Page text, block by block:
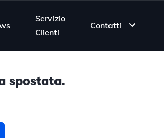
Servizio
Clienti
Contatti
spostata.